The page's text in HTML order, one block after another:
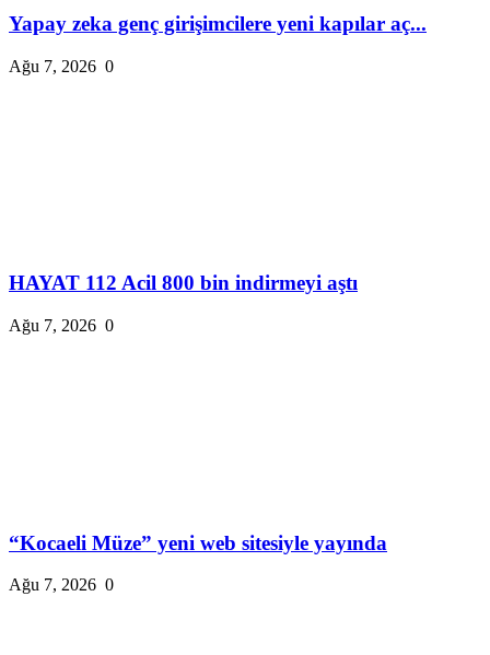
Yapay zeka genç girişimcilere yeni kapılar aç...
Ağu 7, 2026 0
HAYAT 112 Acil 800 bin indirmeyi aştı
Ağu 7, 2026 0
“Kocaeli Müze” yeni web sitesiyle yayında
Ağu 7, 2026 0